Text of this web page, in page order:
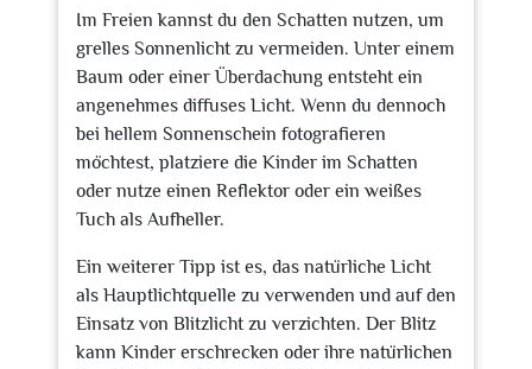
Im Freien kannst du den Schatten nutzen, um
grelles Sonnenlicht zu vermeiden. Unter einem
Baum oder einer Überdachung entsteht ein
angenehmes diffuses Licht. Wenn du dennoch
bei hellem Sonnenschein fotografieren
möchtest, platziere die Kinder im Schatten
oder nutze einen Reflektor oder ein weißes
Tuch als Aufheller.
Ein weiterer Tipp ist es, das natürliche Licht
als Hauptlichtquelle zu verwenden und auf den
Einsatz von Blitzlicht zu verzichten. Der Blitz
kann Kinder erschrecken oder ihre natürlichen